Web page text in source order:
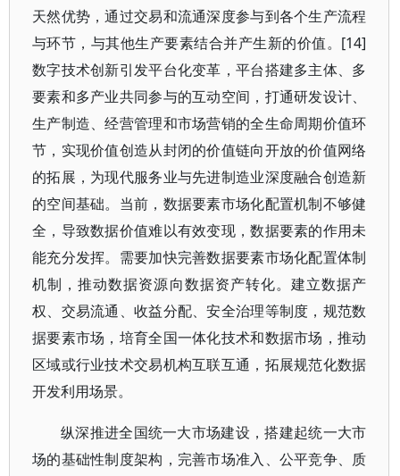
天然优势，通过交易和流通深度参与到各个生产流程
与环节，与其他生产要素结合并产生新的价值。[14]
数字技术创新引发平台化变革，平台搭建多主体、多
要素和多产业共同参与的互动空间，打通研发设计、
生产制造、经营管理和市场营销的全生命周期价值环
节，实现价值创造从封闭的价值链向开放的价值网络
的拓展，为现代服务业与先进制造业深度融合创造新
的空间基础。当前，数据要素市场化配置机制不够健
全，导致数据价值难以有效变现，数据要素的作用未
能充分发挥。需要加快完善数据要素市场化配置体制
机制，推动数据资源向数据资产转化。建立数据产
权、交易流通、收益分配、安全治理等制度，规范数
据要素市场，培育全国一体化技术和数据市场，推动
区域或行业技术交易机构互联互通，拓展规范化数据
开发利用场景。
纵深推进全国统一大市场建设，搭建起统一大市
场的基础性制度架构，完善市场准入、公平竞争、质